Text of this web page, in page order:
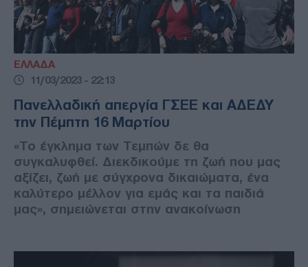
ΕΛΛΑΔΑ
11/03/2023 - 22:13
Πανελλαδική απεργία ΓΣΕΕ και ΑΔΕΔΥ
την Πέμπτη 16 Μαρτίου
«Το έγκλημα των Τεμπών δε θα
συγκαλυφθεί. Διεκδικούμε τη ζωή που μας
αξίζει, ζωή με σύγχρονα δικαιώματα, ένα
καλύτερο μέλλον για εμάς και τα παιδιά
μας», σημειώνεται στην ανακοίνωση